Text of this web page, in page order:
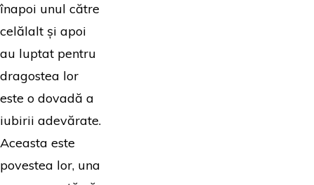
înapoi unul către
celălalt și apoi
au luptat pentru
dragostea lor
este o dovadă a
iubirii adevărate.
Aceasta este
povestea lor, una